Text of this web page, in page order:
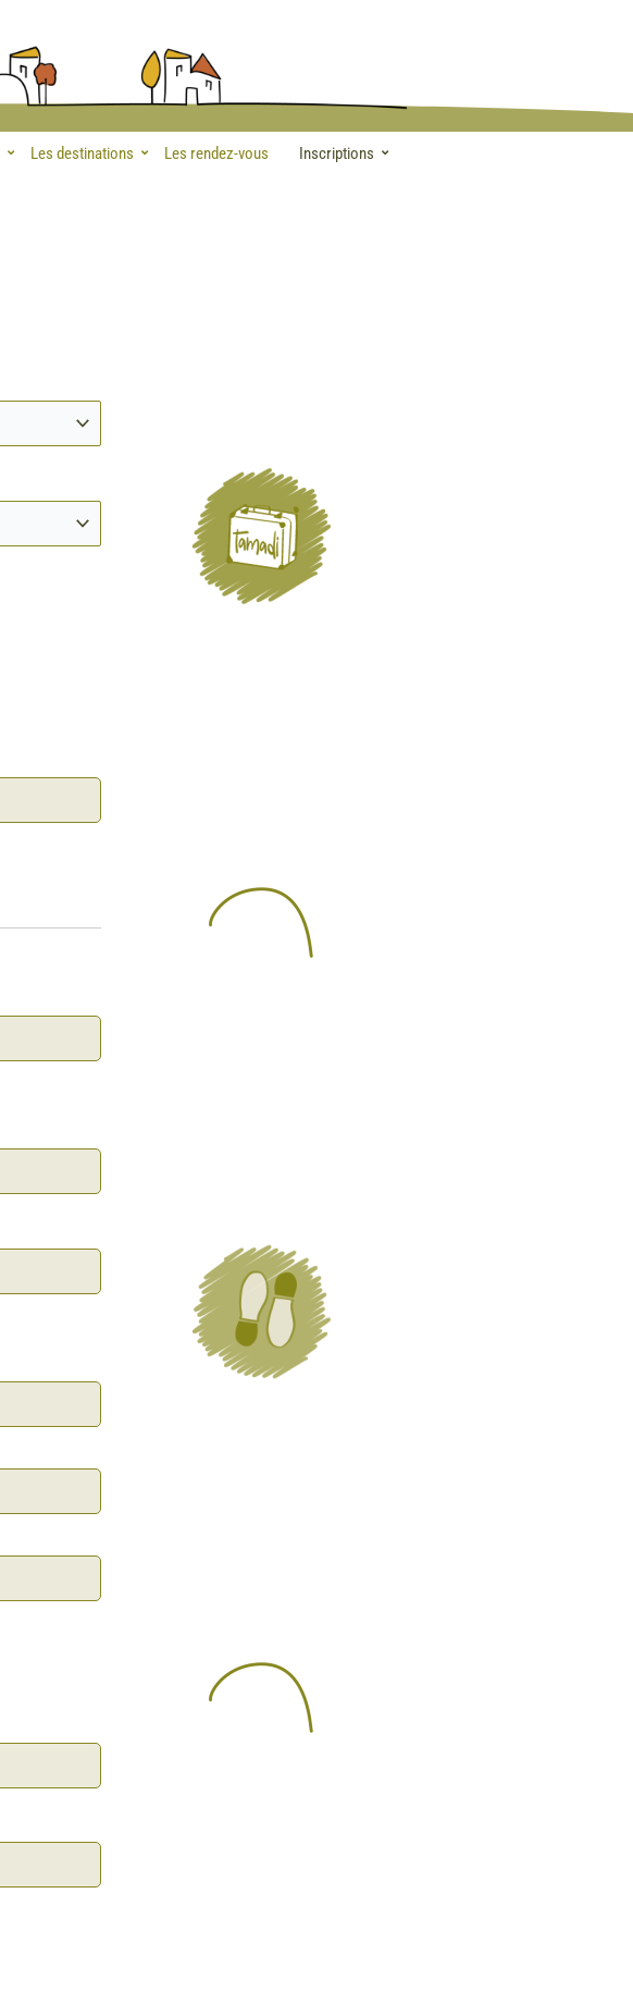
Les destinations Les rendez-vous Inscriptions